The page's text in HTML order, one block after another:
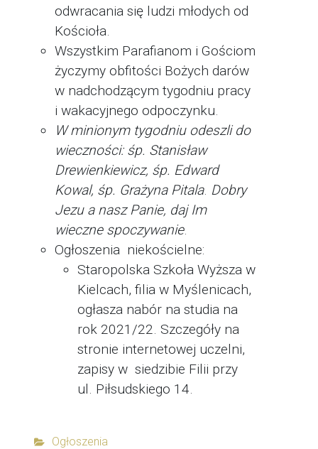
odwracania się ludzi młodych od
Kościoła.
Wszystkim Parafianom i Gościom
życzymy obfitości Bożych darów
w nadchodzącym tygodniu pracy
i wakacyjnego odpoczynku.
W minionym tygodniu odeszli do
wieczności: śp. Stanisław
Drewienkiewicz, śp. Edward
Kowal, śp. Grażyna Pitala. Dobry
Jezu a nasz Panie, daj Im
wieczne spoczywanie.
Ogłoszenia niekościelne:
Staropolska Szkoła Wyższa w
Kielcach, filia w Myślenicach,
ogłasza nabór na studia na
rok 2021/22. Szczegóły na
stronie internetowej uczelni,
zapisy w siedzibie Filii przy
ul. Piłsudskiego 14.
Ogłoszenia